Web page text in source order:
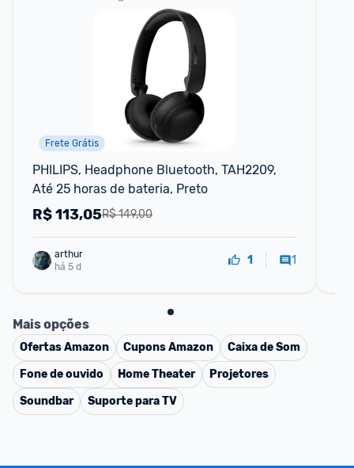
Frete Grátis
PHILIPS, Headphone Bluetooth, TAH2209,
Até 25 horas de bateria, Preto
R$ 149,00
R$113,05
arthur
há 5 d
1 1
Mais opções
OfertasAmazon CuponsAmazon
Caixa de Som
Fone de ouvido
Home Theater
Projetores
Soundbar
Suporte para TV